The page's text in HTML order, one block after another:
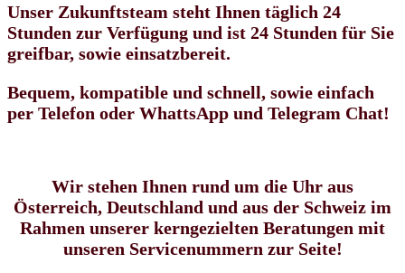
Unser Zukunftsteam steht Ihnen täglich 24
Stunden zur Verfügung und ist 24 Stunden für Sie
greifbar, sowie einsatzbereit.
Bequem, kompatible und schnell, sowie einfach
per Telefon oder WhattsApp und Telegram Chat!
Wir stehen Ihnen rund um die Uhr aus
Österreich, Deutschland und aus der Schweiz im
Rahmen unserer kerngezielten Beratungen mit
unseren Servicenummern zur Seite!